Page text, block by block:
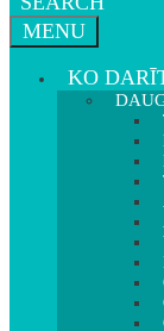
MENU
KO